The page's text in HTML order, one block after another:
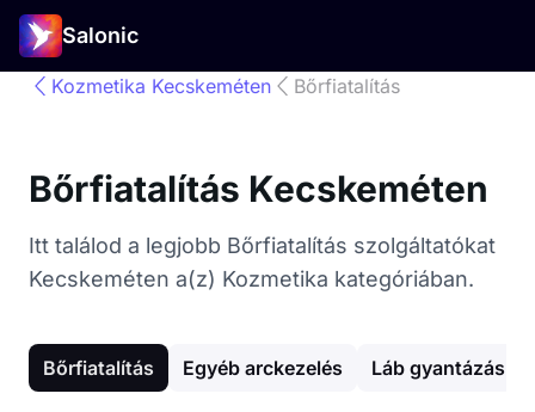
Salonic
Kozmetika Kecskeméten Bőrfiatalítás
Bőrfiatalítás Kecskeméten
Itt találod a legjobb Bőrfiatalítás szolgáltatókat
Kecskeméten a(z) Kozmetika kategóriában.
Bőrfiatalítás Egyéb arckezelés Láb gyantázás